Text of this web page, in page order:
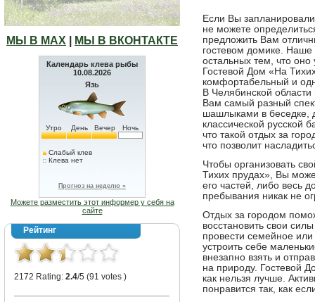
МЫ В МАХ МЫ В ВКОНТАКТЕ
Календарь клева рыбы
10.08.2026
Язь
Утро День Вечер Ночь
Слабый клев
Клева нет
Прогноз на неделю »
Можете разместить этот информер у себя на
сайте
Рейтинг
2172 Rating: 2.4/5 (91 votes )
Если Вы
не можете
предложить Вам
гостевом домике.
остальных тем, что
Гостевой Дом «На
комфортабельный и
В Челябинской
Вам самый разный
шашлыками в беседке,
классической русской
что такой отдых за
что позволит
Чтобы организовать
Тихих прудах», Вы
его частей, либо весь
пребывания никак не
Отдых за городом
восстановить свои
провести семейное
устроить себе
внезапно взять и
на природу. Гостевой
как нельзя лучше.
понравится так, как